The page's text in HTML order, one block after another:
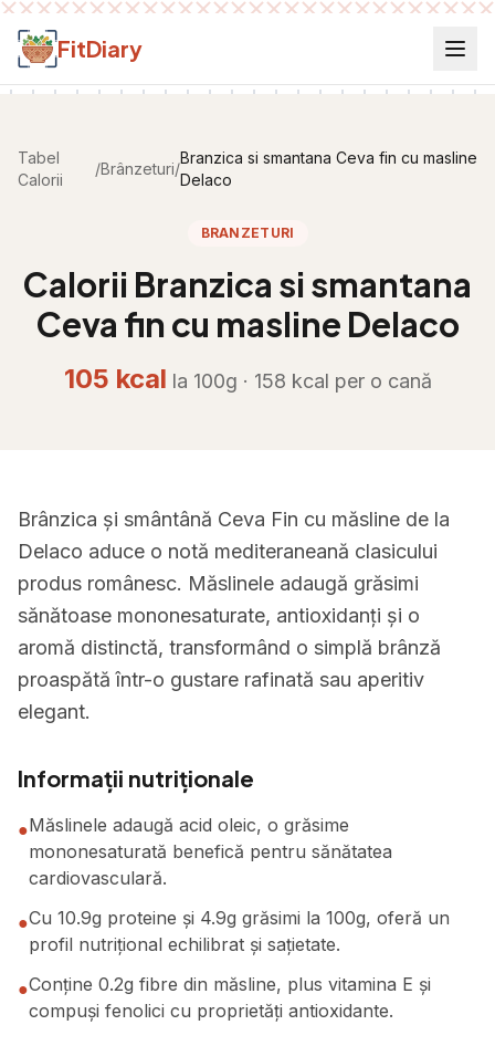
Salt la conținut
FitDiary
Tabel
Calorii
/Brânzeturi/
Branzica si smantana Ceva fin cu masline
Delaco
BRANZETURI
Calorii Branzica si smantana
Ceva fin cu masline Delaco
105 kcal la 100g · 158 kcal per o cană
Brânzica și smântână Ceva Fin cu măsline de la
Delaco aduce o notă mediteraneană clasicului
produs românesc. Măslinele adaugă grăsimi
sănătoase mononesaturate, antioxidanți și o
aromă distinctă, transformând o simplă brânză
proaspătă într-o gustare rafinată sau aperitiv
elegant.
Informații nutriționale
●Măslinele adaugă acid oleic, o grăsime
mononesaturată benefică pentru sănătatea
cardiovasculară.
●Cu 10.9g proteine și 4.9g grăsimi la 100g, oferă un
profil nutrițional echilibrat și sațietate.
●Conține 0.2g fibre din măsline, plus vitamina E și
compuși fenolici cu proprietăți antioxidante.